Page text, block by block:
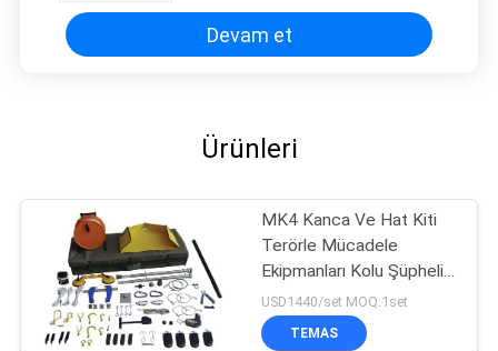
Devam et
Ürünleri
MK4 Kanca Ve Hat Kiti
Terörle Mücadele
Ekipmanları Kolu Şüpheli
Patlayıcı için
USD1440/set MOQ:1set
TEMAS